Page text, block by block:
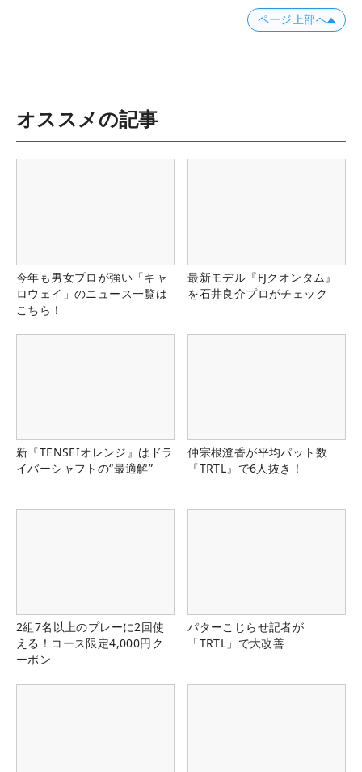
ページ上部へ
オススメの記事
今年も男女プロが強い「キャ
ロウェイ」のニュース一覧は
こちら！
最新モデル『FJクオンタム』
を石井良介プロがチェック
新『TENSEIオレンジ』はドラ
イバーシャフトの“最適解”
仲宗根澄香が平均パット数
『TRTL』で6人抜き！
2組7名以上のプレーに2回使
える！コース限定4,000円ク
ーポン
パターこじらせ記者が
「TRTL」で大改善